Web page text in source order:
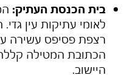
בית הכנסת העתיק:
לאומי עתיקות עין גדי.
רצפת פסיפס עשירה
הכתובת המטילה
היישוב.